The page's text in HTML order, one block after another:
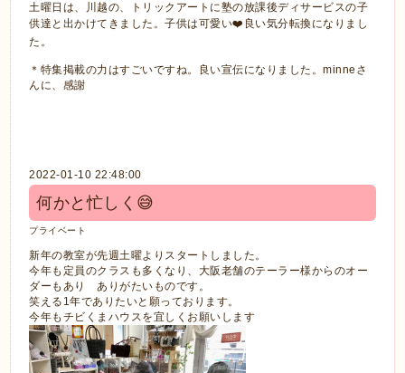
土曜日は、川越の、トリックアートに塾の放課後ディサービスの子
供達と出かけてきました。子供は可愛い❤️良い気分転換になりまし
た。
＊特集掲載の力はすごいですね。良い宣伝になりました。minneさ
んに、感謝
2022-01-10 22:48:00
何かと忙しく😅
プライベート
新年の教室が先週土曜よりスタートしました。
今年も定員のクラスも多くなり、大阪老舗のテーラー様からのオー
ダーもあり ありがたいものです。
笑える1年でありたいと願っております。
今年もチビくまハウスを宜しくお願いします